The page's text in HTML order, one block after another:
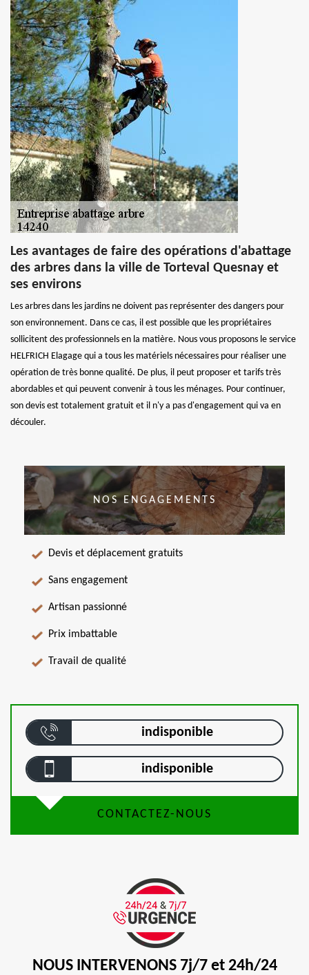
Les avantages de faire des opérations d'abattage
des arbres dans la ville de Torteval Quesnay et
ses environs
Les arbres dans les jardins ne doivent pas représenter des dangers pour
son environnement. Dans ce cas, il est possible que les propriétaires
sollicitent des professionnels en la matière. Nous vous proposons le service
HELFRICH Elagage qui a tous les matériels nécessaires pour réaliser une
opération de très bonne qualité. De plus, il peut proposer et tarifs très
abordables et qui peuvent convenir à tous les ménages. Pour continuer,
son devis est totalement gratuit et il n'y a pas d'engagement qui va en
découler.
NOS ENGAGEMENTS
Devis et déplacement gratuits
Sans engagement
Artisan passionné
Prix imbattable
Travail de qualité
indisponible
indisponible
CONTACTEZ-NOUS
NOUS INTERVENONS 7j/7 et 24h/24